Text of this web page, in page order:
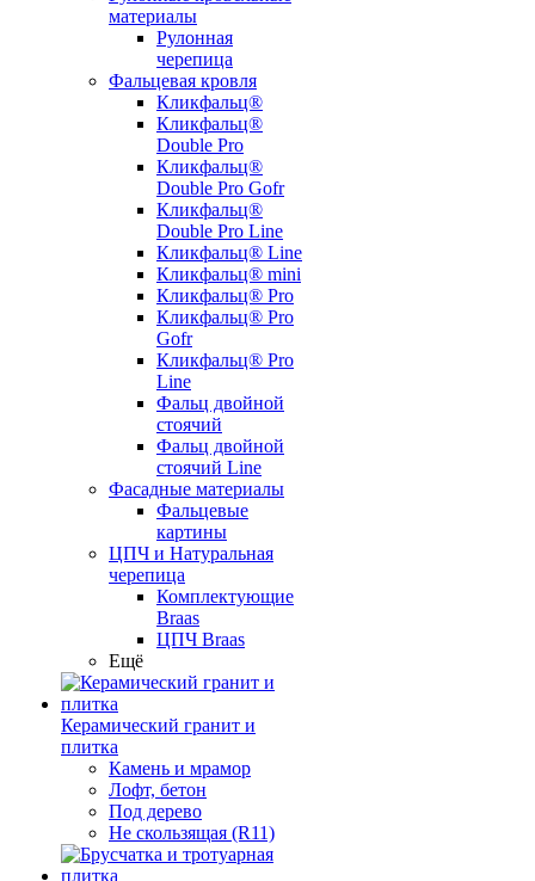
материалы
Рулонная
черепица
Фальцевая кровля
Кликфальц®
Кликфальц®
Double Pro
Кликфальц®
Double Pro Gofr
Кликфальц®
Double Pro Line
Кликфальц® Line
Кликфальц® mini
Кликфальц® Pro
Кликфальц® Pro
Gofr
Кликфальц® Pro
Line
Фальц двойной
стоячий
Фальц двойной
стоячий Line
Фасадные материалы
Фальцевые
картины
ЦПЧ и Натуральная
черепица
Комплектующие
Braas
ЦПЧ Braas
Ещё
Керамический гранит и
плитка
Камень и мрамор
Лофт, бетон
Под дерево
Не скользящая (R11)